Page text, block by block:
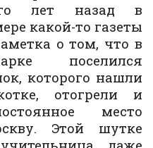
лет назад в
какой-то газеты
о том, что в
поселился
которого нашли
отогрели и
место
Этой шутке